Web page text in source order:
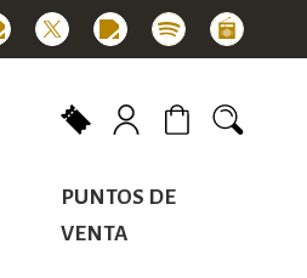
PUNTOS DE
VENTA